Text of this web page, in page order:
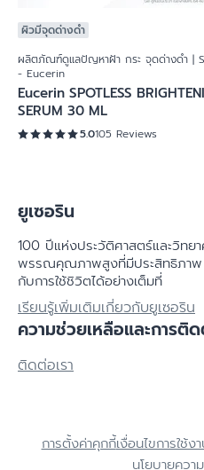
ผิวมีจุดด่างดำ
ผลิตภัณฑ์ดูแลปัญหาฝ้า กระ จุดด่างดำ |
- Eucerin
Eucerin SPOTLESS
SERUM 30 ML
5.0105 Reviews
ยูเซอริน
100 ปีแห่งประวัติศาสตร์​และวิท
พรรณคุณภาพสูงที่มีประสิทธิภาพ
กับการใช้ชิวิตได้อย่างเต็มที่
เรียนรู้เพิ่มเติมเกี่ยวกับยูเซอริน
ความช่วยเหลือและการติ
ติดต่อเรา
การตั้งค่าคุกกี้เงื่อนไขการใช้ง
นโยบายควา